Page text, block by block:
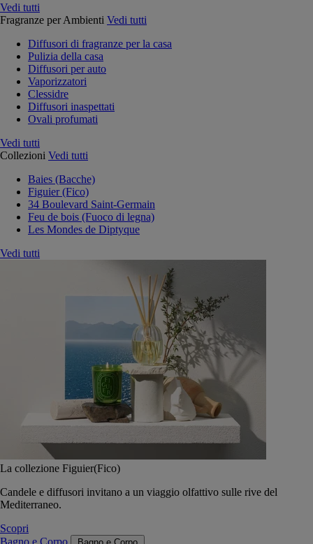
Vedi tutti
Fragranze per Ambienti Vedi tutti
Diffusori di fragranze per la casa
Pulizia della casa
Diffusori per auto
Vaporizzatori
Clessidre
Diffusori inaspettati
Ovali profumati
Vedi tutti
Collezioni Vedi tutti
Baies (Bacche)
Figuier (Fico)
34 Boulevard Saint-Germain
Feu de bois (Fuoco di legna)
Les Mondes de Diptyque
Vedi tutti
La collezione Figuier(Fico)
Candele e diffusori invitano a un viaggio olfattivo sulle rive del
Mediterraneo.
Scopri
Bagno e Corpo